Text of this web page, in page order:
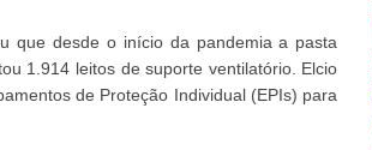
que desde o início da pandemia a pasta
1.914 leitos de suporte ventilatório. Elcio
de Proteção Individual (EPIs) para